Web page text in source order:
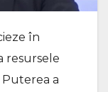
în
resursele
a